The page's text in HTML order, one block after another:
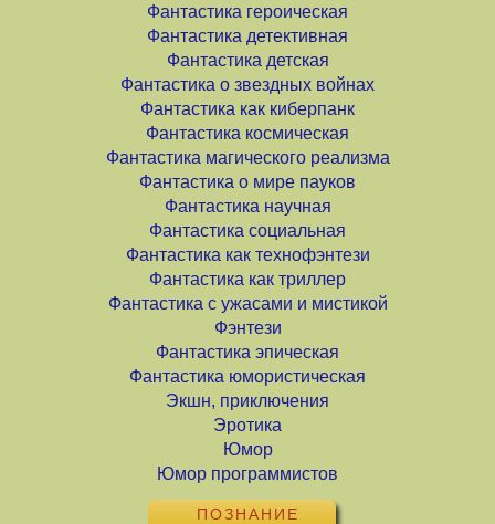
Фантастика героическая
Фантастика детективная
Фантастика детская
Фантастика о звездных войнах
Фантастика как киберпанк
Фантастика космическая
Фантастика магического реализма
Фантастика о мире пауков
Фантастика научная
Фантастика социальная
Фантастика как технофэнтези
Фантастика как триллер
Фантастика с ужасами и мистикой
Фэнтези
Фантастика эпическая
Фантастика юмористическая
Экшн, приключения
Эротика
Юмор
Юмор программистов
ПОЗНАНИЕ